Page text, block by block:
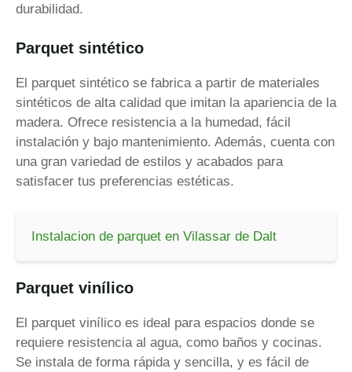
durabilidad.
Parquet sintético
El parquet sintético se fabrica a partir de materiales
sintéticos de alta calidad que imitan la apariencia de la
madera. Ofrece resistencia a la humedad, fácil
instalación y bajo mantenimiento. Además, cuenta con
una gran variedad de estilos y acabados para
satisfacer tus preferencias estéticas.
Instalacion de parquet en Vilassar de Dalt
Parquet vinílico
El parquet vinílico es ideal para espacios donde se
requiere resistencia al agua, como baños y cocinas.
Se instala de forma rápida y sencilla, y es fácil de